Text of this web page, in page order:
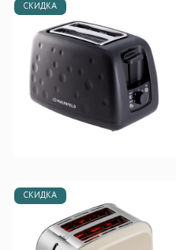
СКИДКА
СКИДКА